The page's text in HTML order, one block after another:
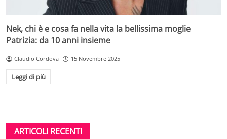
Nek, chi è e cosa fa nella vita la bellissima moglie
Patrizia: da 10 anni insieme
Claudio Cordova 15 Novembre 2025
Leggi di più
ARTICOLI RECENTI